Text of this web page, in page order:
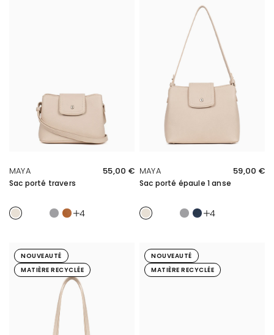
MAYA 55,00 €
Sac porté travers
IvoireIvoire/Marine
Tan/Sable
GaletCaramel
4
MAYA 59,00 €
Sac porté épaule 1 anse
IvoireIvoire/Marine
Tan/Sable
GaletMarine
4
NOUVEAUTÉ
MATIÈRE RECYCLÉE
NOUVEAUTÉ
MATIÈRE RECYCLÉE